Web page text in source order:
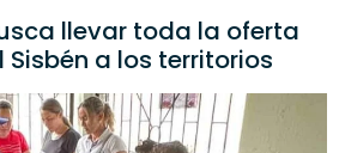
llevar toda la oferta
a los territorios